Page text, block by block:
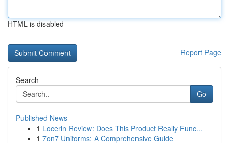
HTML is disabled
Report Page
Search
Go
Published News
1 Locerin Review: Does This Product Really Func...
1 7on7 Uniforms: A Comprehensive Guide